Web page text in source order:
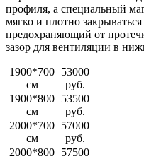
профиля, а специальный
мягко и плотно
предохраняющий от
зазор для вентиляции в
1900*700
см
53000
руб.
1900*800
см
53500
руб.
2000*700
см
57000
руб.
2000*800 57500